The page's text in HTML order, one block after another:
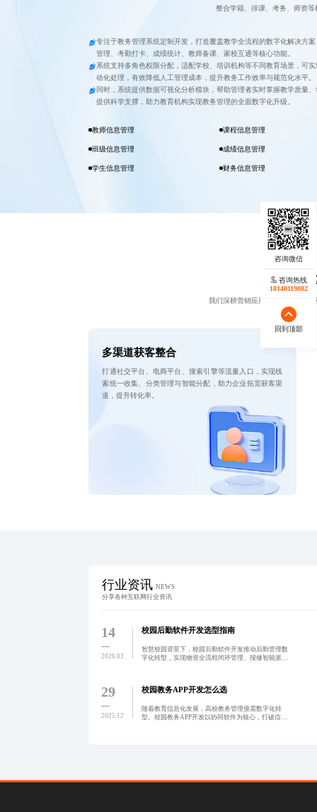
整合学籍、排课、考务、师资
专注于教务管理系统定制开发，打造覆盖教学全流程的数字化解决方
管理、考勤打卡、成绩统计、教师备课、家校互通等核心功能。
系统支持多角色权限分配，适配学校、培训机构等不同教育场景，可
动化处理，有效降低人工管理成本，提升教务工作效率与规范化水平。
同时，系统提供数据可视化分析模块，帮助管理者实时掌握教学质量
提供科学支撑，助力教育机构实现教务管理的全面数字化升级。
教师信息管理 课程信息管理
班级信息管理 成绩信息管理
学生信息管理 财务信息管理
我们深耕营销应用软件，以多渠
多渠道获客整合
打通社交平台、电商平台、搜索引擎等流量入口，实现线
索统一收集、分类管理与智能分配，助力企业拓宽获客渠
道，提升转化率。
行业资讯 NEWS
分享各种互联网行业资讯
14
2026.03
校园后勤软件开发选型指南
智慧校园背景下，校园后勤软件开发推动后勤管理数
字化转型，实现物资全流程闭环管理、报修智能派单
29
2025.12
校园教务APP开发怎么选
随着教育信息化发展，高校教务管理亟需数字化转
型。校园教务APP开发以协同软件为核心，打破信息
咨询热线
18140119082
回到顶部